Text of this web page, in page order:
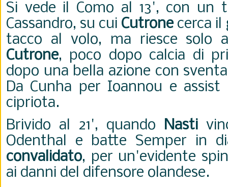
Si vede il Como al 13', con un
Cassandro, su cui Cutronecerca il
tacco al volo, ma riesce solo
Cutrone, poco dopo calcia di
dopo una bella azione con
Da Cunha per Ioannou e
cipriota.
Brivido al 21', quando Nasti
Odenthal e batte Semper in
convalidato, per un'evidente
ai danni del difensore olandese.